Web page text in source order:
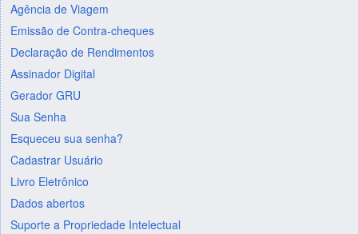
Agência de Viagem
Emissão de Contra-cheques
Declaração de Rendimentos
Assinador Digital
Gerador GRU
Sua Senha
Esqueceu sua senha?
Cadastrar Usuário
Livro Eletrônico
Dados abertos
Suporte a Propriedade Intelectual